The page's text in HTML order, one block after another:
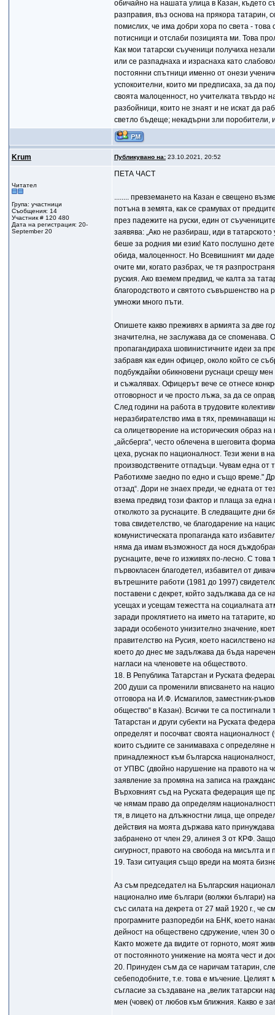
обичайно на нашата улица в Казан, където
разправия, въз основа на прякора татарин,
помислих, че има добри хора по света -
потисници и отслаби позицията ми. Това
Как мои татарски съученици получиха
или се разпаднаха и израснаха като
постоянни спътници именно от онези
успокоителни, които ми предписаха, за да
своята малоценност, но учителката твърдо
разбойници, които не знаят и не искат да
светло бъдеще; некадърни зли поробители,
Krum Публикувано на:23.10.2021, 20:52
Читател
Група: участници
Съобщения: 14
Участник # 120 480
Дата на регистрация: 20-
September 20
ПЕТА ЧАСТ
........ превземането на Казан е свещено
потъна в земята, как се срамувах от
през падежите на руски, един от
заявява: „Ако не разбираш, иди в
беше за родния ми език! Като послушно
обида, малоценност. Но Всевишният ми
очите ми, когато разбрах, че тя
руския. Ако вземем предвид, че калта за
благородството и святото съвършенство на
умножи много пъти.
Опишете какво преживях в армията за две
значителна, не заслужава да се споменава.
пропагандираха шовинистичните идеи за
забравя как един офицер, около който се
подбуждайки обикновени руснаци срещу
и съжалявах. Офицерът вече се отнесе
отговорност и че просто лъжа, за да се
След години на работа в трудовите
неразбирателство има в тях, преминаващи
са олицетворение на историческия образ
„айсберга“, често облечена в шеговита
цеха, руснак по националност. Тези жени в
производствените отпадъци. Чувам една от
Работихме заедно по едно и също време."
отзад“. Дори не знаех преди, че едната от
взема предвид този фактор и плаща за една
отколкото за руснаците. В следващите дни
това свидетелство, че благодарение на
комунистическата пропаганда като
няма да имам възможност да нося
руснаците, вече го изживях по-лесно. С
първокласен благодетел, избавител от
вътрешните работи (1981 до 1997)
поставени с декрет, който задължава да се
усещах и усещам тежестта на социалната
заради проклятието на името на татарите,
заради особеното унизително значение,
правителство на Русия, което насилствено
което до днес ме задължава да бъда
нагласи на членовете на обществото.
18. В Република Татарстан и Руската
200 души са променили вписването на
отговора на И.Ф. Исмагилов, заместник-
общество“ в Казан). Всички те са
Татарстан и други субекти на Руската
определят и посочват своята
които съдиите се занимаваха с определяне
принадлежност към българска
от УПВС (двойно нарушение на правото на
заявление за промяна на записа на
Върховният съд на Руската федерация ще
че нямам право да определям
тя, в лицето на длъжностни лица, ще
действия на моята държава като
забранено от член 29, алинея 3 от КРФ.
сигурност, правото на свобода на мисълта
19. Тази ситуация също вреди на моята
Аз съм председател на Българския
национално име българи (волжки българи)
със силата на декрета от 27 май 1920 г., че
програмните разпоредби на БНК, което
дейност на обществено сдружение, член 30
Както можете да видите от горното, моят
от постоянното унижение на моята чест и
20. Принуден съм да се наричам татарин,
себеподобните, т.е. това е мъчение.
съгласие за създаване на „велик татарски
мен (човек) от любов към ближния. Какво е